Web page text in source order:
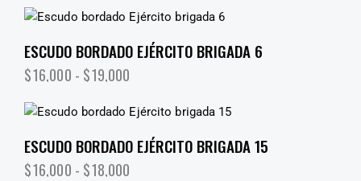
ESCUDO BORDADO EJÉRCITO BRIGADA 6
$16,000 - $19,000
ESCUDO BORDADO EJÉRCITO BRIGADA 15
$16,000 - $18,000